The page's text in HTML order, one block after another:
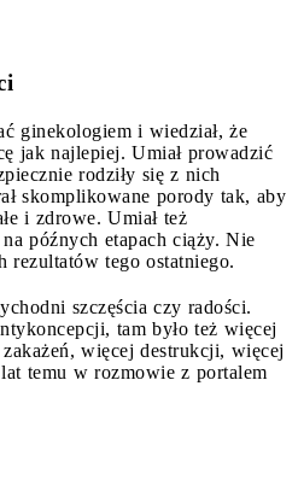
ginekologiem i wiedział, że
jak najlepiej. Umiał prowadzić
rodziły się z nich
skomplikowane porody tak, aby
i zdrowe. Umiał też
późnych etapach ciąży. Nie
rezultatów tego ostatniego.
szczęścia czy radości.
tam było też więcej
więcej destrukcji, więcej
temu w rozmowie z portalem